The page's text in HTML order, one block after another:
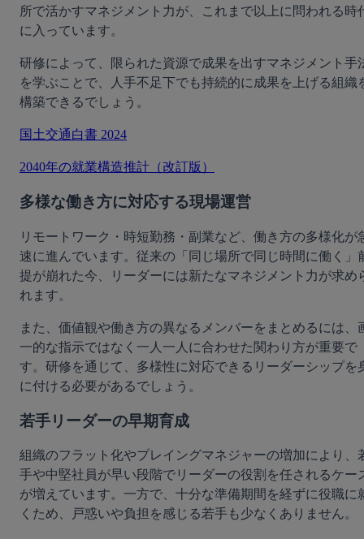
所で活かすマネジメント力が、これまで以上に問われる時
に入っています。
研修によって、限られた資源で成果を出すマネジメント手
を学ぶことで、人手不足下でも持続的に成果を上げる組織
構築できるでしょう。
国土交通白書 2024
2040年の就業構造推計（改訂版）
多様な働き方に対応する現場運営
リモートワーク・時短勤務・副業など、働き方の多様化が
速に進んでいます。従来の「同じ場所で同じ時間に働く」
提が崩れた今、リーダーには新たなマネジメント力が求め
れます。
また、価値観や働き方の異なるメンバーをまとめるには、
一的な指示ではなく一人一人に合わせた関わり方が重要で
す。研修を通じて、多様性に対応できるリーダーシップを
に付ける必要があるでしょう。
若手リーダーの早期育成
組織のフラット化やプレイングマネジャーの増加により、
手や中堅社員が早い段階でリーダーの役割を任されるケー
が増えています。一方で、十分な準備期間を経ずに役職に
くため、戸惑いや負担を感じる若手も少なくありません。